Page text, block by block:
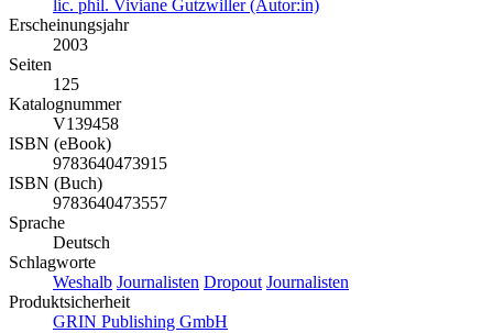
lic. phil. Viviane Gutzwiller (Autor:in)
Erscheinungsjahr
2003
Seiten
125
Katalognummer
V139458
ISBN (eBook)
9783640473915
ISBN (Buch)
9783640473557
Sprache
Deutsch
Schlagworte
Weshalb Journalisten Dropout Journalisten
Produktsicherheit
GRIN Publishing GmbH